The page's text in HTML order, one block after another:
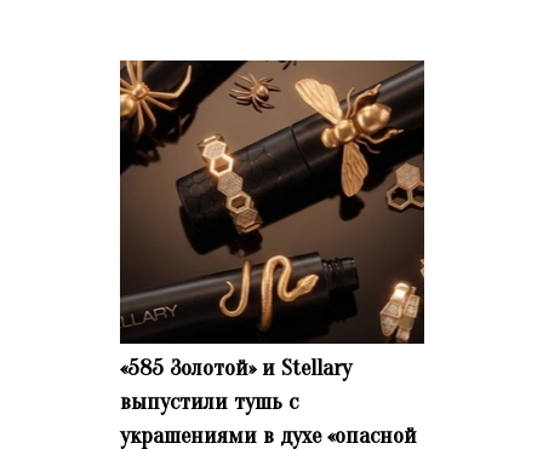
«585 Золотой» и Stellary
выпустили тушь с
украшениями в духе «опасной